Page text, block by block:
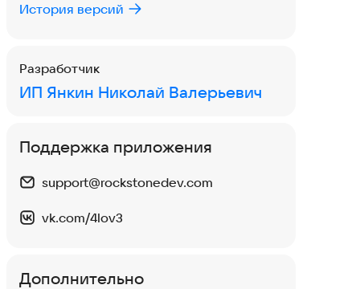
Марика
История версий
Разработчик
ИП Янкин Николай Валерьевич
Поддержка приложения
support@rockstonedev.com
vk.com/4lov3
Дополнительно